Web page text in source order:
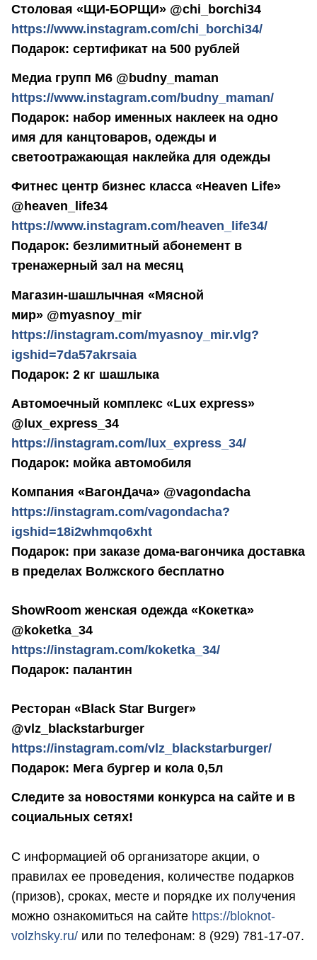
Столовая «ЩИ-БОРЩИ» @chi_borchi34
https://www.instagram.com/chi_borchi34/
Подарок: сертификат на 500 рублей
Медиа групп М6 @budny_maman
https://www.instagram.com/budny_maman/
Подарок: набор именных наклеек на одно
имя для канцтоваров, одежды и
светоотражающая наклейка для одежды
Фитнес центр бизнес класса «Heaven Life»
@heaven_life34
https://www.instagram.com/heaven_life34/
Подарок: безлимитный абонемент в
тренажерный зал на месяц
Магазин-шашлычная «Мясной
мир» @myasnoy_mir
https://instagram.com/myasnoy_mir.vlg?
igshid=7da57akrsaia
Подарок: 2 кг шашлыка
Автомоечный комплекс «Lux express»
@lux_express_34
https://instagram.com/lux_express_34/
Подарок: мойка автомобиля
Компания «ВагонДача» @vagondacha
https://instagram.com/vagondacha?
igshid=18i2whmqo6xht
Подарок: при заказе дома-вагончика доставка
в пределах Волжского бесплатно
ShowRoom женская одежда «Кокетка»
@koketka_34
https://instagram.com/koketka_34/
Подарок: палантин
Ресторан «Black Star Burger»
@vlz_blackstarburger
https://instagram.com/vlz_blackstarburger/
Подарок: Мега бургер и кола 0,5л
Следите за новостями конкурса на сайте и в
социальных сетях!
С информацией об организаторе акции, о
правилах ее проведения, количестве подарков
(призов), сроках, месте и порядке их получения
можно ознакомиться на сайте https://bloknot-
volzhsky.ru/ или по телефонам: 8 (929) 781-17-07.